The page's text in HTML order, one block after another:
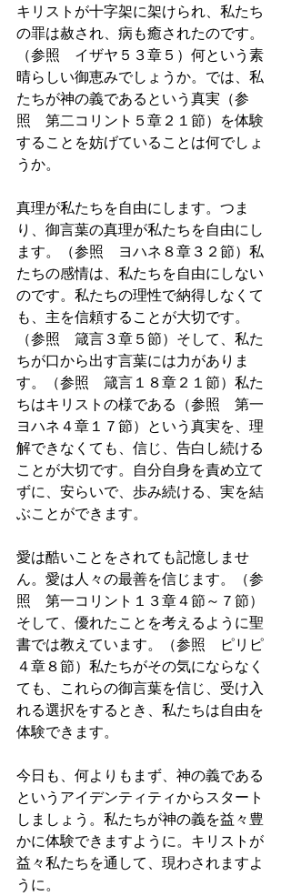
キリストが十字架に架けられ、私たち
の罪は赦され、病も癒されたのです。
（参照　イザヤ５３章５）何という素
晴らしい御恵みでしょうか。では、私
たちが神の義であるという真実（参
照　第二コリント５章２１節）を体験
することを妨げていることは何でしょ
うか。
真理が私たちを自由にします。つま
り、御言葉の真理が私たちを自由にし
ます。（参照　ヨハネ８章３２節）私
たちの感情は、私たちを自由にしない
のです。私たちの理性で納得しなくて
も、主を信頼することが大切です。
（参照　箴言３章５節）そして、私た
ちが口から出す言葉には力がありま
す。（参照　箴言１８章２１節）私た
ちはキリストの様である（参照　第一
ヨハネ４章１７節）という真実を、理
解できなくても、信じ、告白し続ける
ことが大切です。自分自身を責め立て
ずに、安らいで、歩み続ける、実を結
ぶことができます。
愛は酷いことをされても記憶しませ
ん。愛は人々の最善を信じます。（参
照　第一コリント１３章４節～７節）
そして、優れたことを考えるように聖
書では教えています。（参照　ピリピ
４章８節）私たちがその気にならなく
ても、これらの御言葉を信じ、受け入
れる選択をするとき、私たちは自由を
体験できます。
今日も、何よりもまず、神の義である
というアイデンティティからスタート
しましょう。私たちが神の義を益々豊
かに体験できますように。キリストが
益々私たちを通して、現わされますよ
うに。